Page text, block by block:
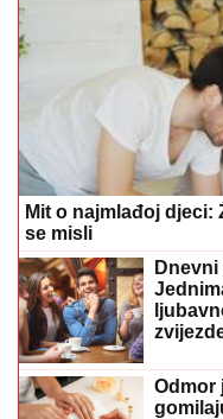
Mit o najmlađoj
se misli
Odmor